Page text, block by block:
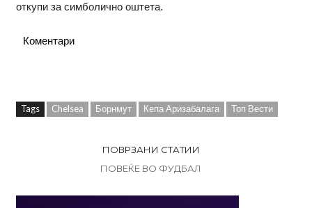
откупи за симболично оштета.
Коментари
Tags Chelsea Борнмут Кепа Аризабалага Топ Вести
ПОВРЗАНИ СТАТИИ
ПОВЕЌЕ ВО ФУДБАЛ